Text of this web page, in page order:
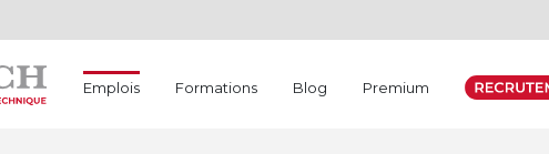
Emplois(current)Formations Blog Premium